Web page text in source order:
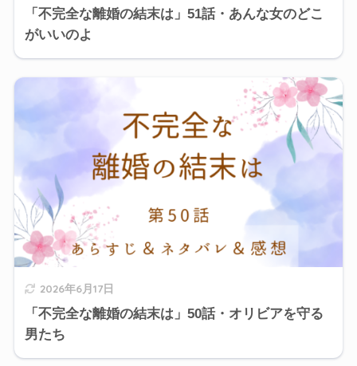
「不完全な離婚の結末は」51話・あんな女のどこ
がいいのよ
2026年6月17日
「不完全な離婚の結末は」50話・オリビアを守る
男たち